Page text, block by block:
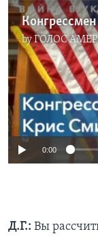
byГОЛОС
No
0:00
Д.Г.: Вы